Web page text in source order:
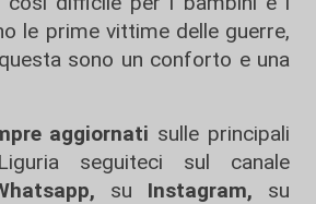
le prime vittime delle guerre,
sono un conforto e una
aggiornati sulle principali
seguiteci sul canale
su Instagram, su